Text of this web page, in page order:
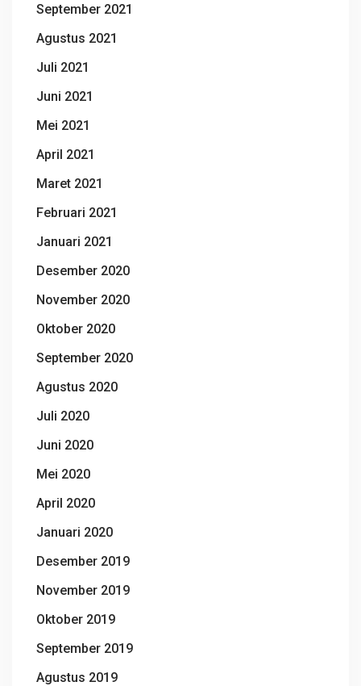
September 2021
Agustus 2021
Juli 2021
Juni 2021
Mei 2021
April 2021
Maret 2021
Februari 2021
Januari 2021
Desember 2020
November 2020
Oktober 2020
September 2020
Agustus 2020
Juli 2020
Juni 2020
Mei 2020
April 2020
Januari 2020
Desember 2019
November 2019
Oktober 2019
September 2019
Agustus 2019